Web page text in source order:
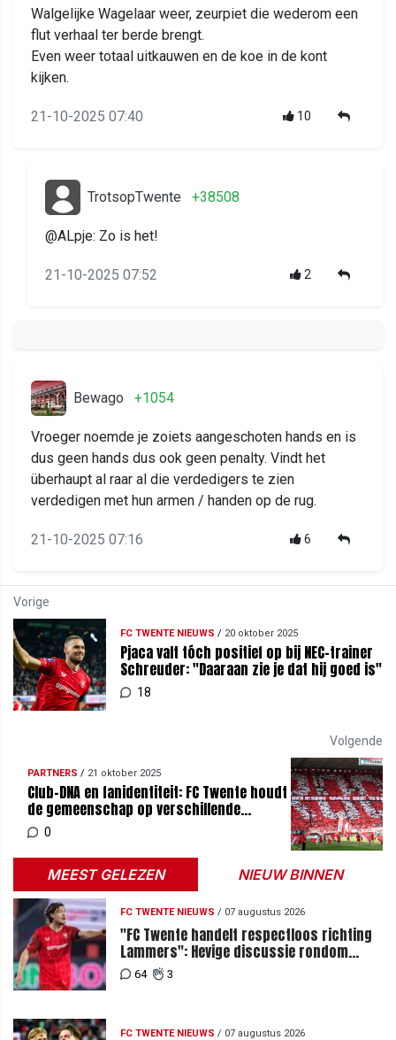
Walgelijke Wagelaar weer, zeurpiet die wederom een
flut verhaal ter berde brengt.
Even weer totaal uitkauwen en de koe in de kont
kijken.
21-10-2025 07:40 10
TrotsopTwente +38508
@ALpje: Zo is het!
21-10-2025 07:52 2
Bewago +1054
Vroeger noemde je zoiets aangeschoten hands en is
dus geen hands dus ook geen penalty. Vindt het
überhaupt al raar al die verdedigers te zien
verdedigen met hun armen / handen op de rug.
21-10-2025 07:16 6
Vorige
FC TWENTE NIEUWS / 20 oktober 2025
Pjaca valt tóch positief op bij NEC-trainer
Schreuder: "Daaraan zie je dat hij goed is"
18
Volgende
PARTNERS / 21 oktober 2025
Club-DNA en fanidentiteit: FC Twente houdt
de gemeenschap op verschillende
manieren verbonden
0
MEEST GELEZEN NIEUW BINNEN
FC TWENTE NIEUWS / 07 augustus 2026
"FC Twente handelt respectloos richting
Lammers": Hevige discussie rondom
degradatie tot derde spits
64 3
FC TWENTE NIEUWS / 07 augustus 2026